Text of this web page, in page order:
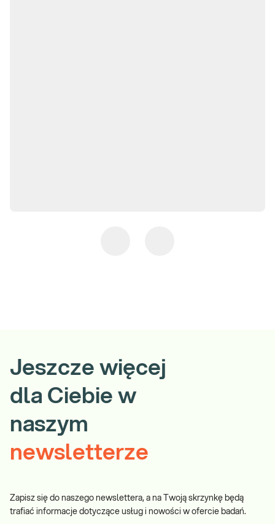
Jeszcze więcej
dla Ciebie w
naszym
newsletterze
Zapisz się do naszego newslettera, a na Twoją skrzynkę będą
trafiać informacje dotyczące usług i nowości w ofercie badań.